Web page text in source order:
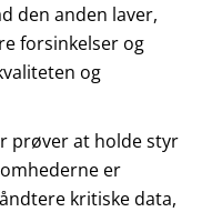
den anden laver,
forsinkelser og
og
prøver at holde styr
er
kritiske data,